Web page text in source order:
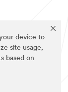
device to
site usage,
based on